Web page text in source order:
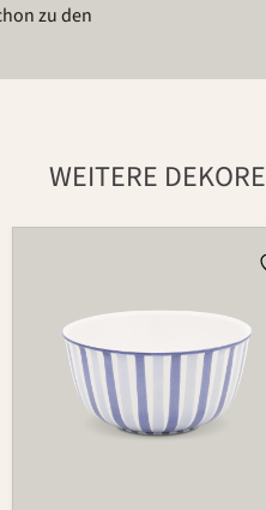
zu den
WEITERE DEKORE